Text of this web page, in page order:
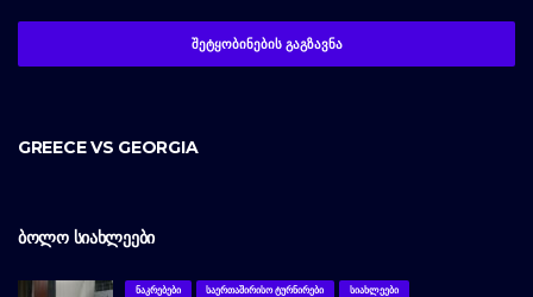
GREECE VS GEORGIA
ᲑᲝᲚᲝ ᲡᲘᲐᲮᲚᲔᲔᲑᲘ
ᲜᲐᲙᲠᲔᲑᲔᲑᲘ ᲡᲐᲔᲠᲗᲐᲨᲘᲠᲘᲡᲝ ᲢᲣᲠᲜᲘᲠᲔᲑᲘ ᲡᲘᲐᲮᲚᲔᲔᲑᲘ